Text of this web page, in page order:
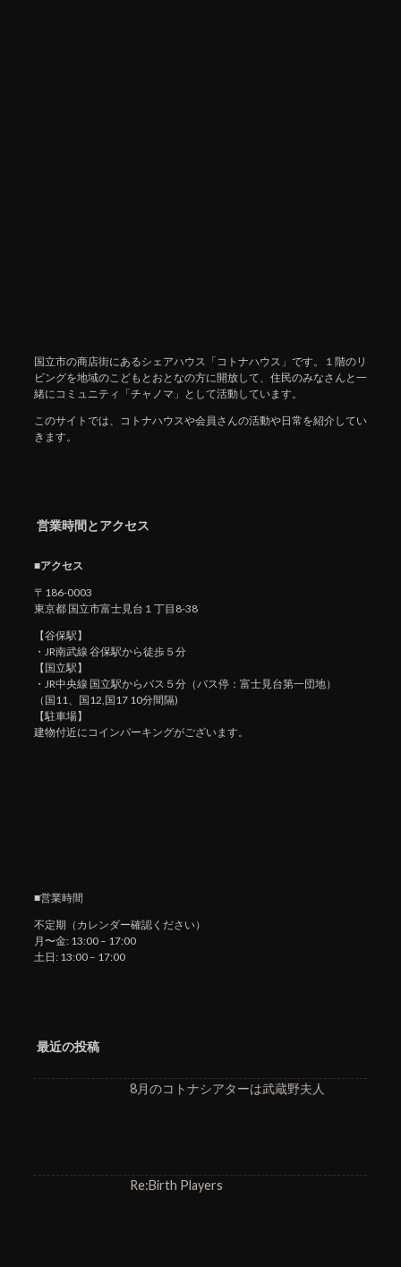
国立市の商店街にあるシェアハウス「コトナハウス」です。１階のリ
ビングを地域のこどもとおとなの方に開放して、住民のみなさんと一
緒にコミュニティ「チャノマ」として活動しています。
このサイトでは、コトナハウスや会員さんの活動や日常を紹介してい
きます。
営業時間とアクセス
■アクセス
〒186-0003
東京都 国立市富士見台１丁目8-38
【谷保駅】
・JR南武線 谷保駅から徒歩５分
【国立駅】
・JR中央線 国立駅からバス５分（バス停：富士見台第一団地）
（国11、国12,国17 10分間隔)
【駐車場】
建物付近にコインパーキングがございます。
■営業時間
不定期（カレンダー確認ください）
月〜金: 13:00 – 17:00
土日: 13:00 – 17:00
最近の投稿
8月のコトナシアターは武蔵野夫人
Re:Birth Players